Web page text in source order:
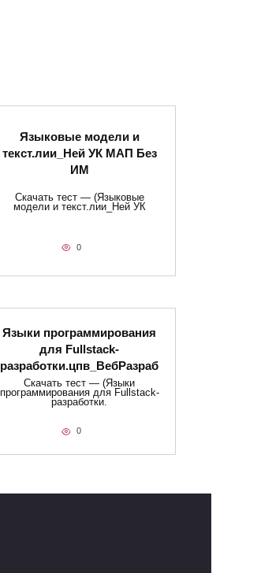
Языковые модели и
текст.лии_Ней УК МАП Без
ИМ
Скачать тест — (Языковые
модели и текст.лии_Ней УК
0
Языки программирования
для Fullstack-
разработки.цпв_ВебРазраб
Скачать тест — (Языки
программирования для Fullstack-
разработки.
0